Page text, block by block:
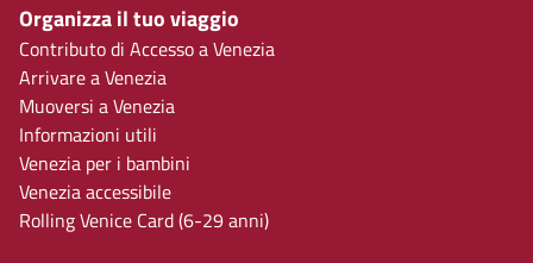
Organizza il tuo viaggio
Contributo di Accesso a Venezia
Arrivare a Venezia
Muoversi a Venezia
Informazioni utili
Venezia per i bambini
Venezia accessibile
Rolling Venice Card (6-29 anni)